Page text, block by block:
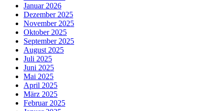
Januar 2026
Dezember 2025
November 2025
Oktober 2025
September 2025
August 2025
Juli 2025
Juni 2025
Mai 2025
April 2025
März 2025
Februar 2025